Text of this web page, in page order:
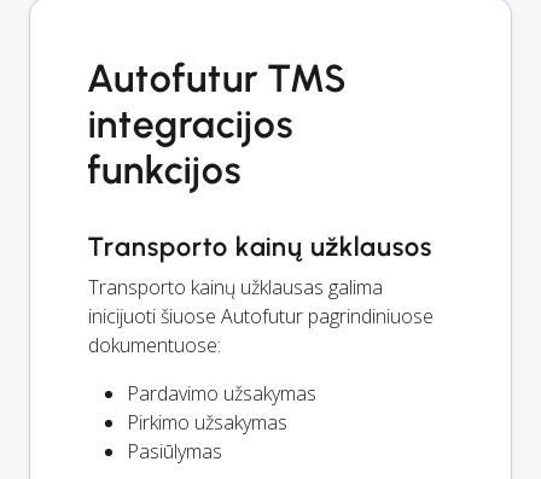
Autofutur TMS
integracijos
funkcijos
Transporto kainų užklausos
Transporto kainų užklausas galima
inicijuoti šiuose Autofutur pagrindiniuose
dokumentuose:
Pardavimo užsakymas
Pirkimo užsakymas
Pasiūlymas